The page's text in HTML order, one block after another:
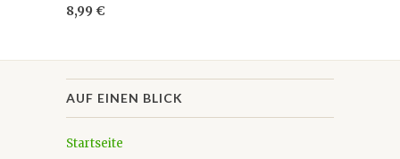
8,99 €
AUF EINEN BLICK
Startseite